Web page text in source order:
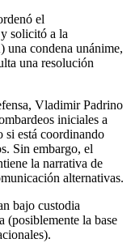
el
solicitó a la
una condena unánime,
una resolución
Vladimir Padrino
iniciales a
si está coordinando
Sin embargo, el
la narrativa de
alternativas.
bajo custodia
(posiblemente la base